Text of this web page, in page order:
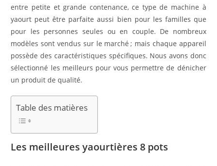
entre petite et grande contenance, ce type de machine à
yaourt peut être parfaite aussi bien pour les familles que
pour les personnes seules ou en couple. De nombreux
modèles sont vendus sur le marché ; mais chaque appareil
possède des caractéristiques spécifiques. Nous avons donc
sélectionné les meilleurs pour vous permettre de dénicher
un produit de qualité.
Table des matières
Les meilleures yaourtières 8 pots